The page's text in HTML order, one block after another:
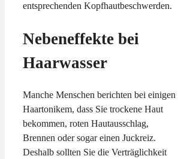
entsprechenden Kopfhautbeschwerden.
Nebeneffekte bei
Haarwasser
Manche Menschen berichten bei einigen
Haartonikem, dass Sie trockene Haut
bekommen, roten Hautausschlag,
Brennen oder sogar einen Juckreiz.
Deshalb sollten Sie die Verträglichkeit